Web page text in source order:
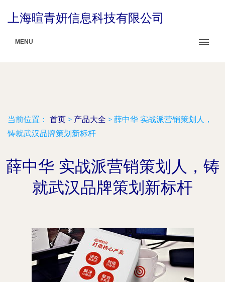
上海暄青妍信息科技有限公司
MENU
当前位置： 首页 > 产品大全 > 薛中华 实战派营销策划人，
铸就武汉品牌策划新标杆
薛中华 实战派营销策划人，铸
就武汉品牌策划新标杆